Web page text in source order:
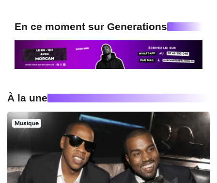
En ce moment sur Generations
À la une
Musique